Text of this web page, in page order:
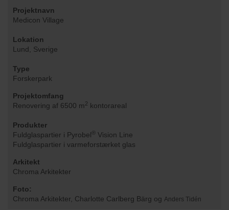
Projektnavn
Medicon Village
Lokation
Lund, Sverige
Type
Forskerpark
Projektomfang
Renovering af 6500 m2 kontorareal
Produkter
Fuldglaspartier i Pyrobel ® Vision Line
Fuldglaspartier i varmeforstærket glas
Arkitekt
Chroma Arkitekter
Foto:
Chroma Arkitekter, Charlotte Carlberg Bärg og Anders Tidén